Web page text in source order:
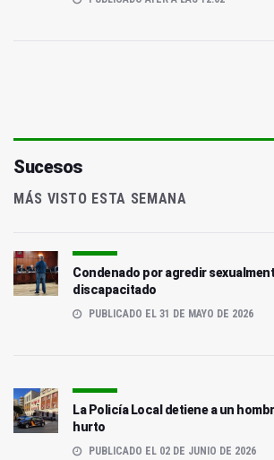
Sucesos
MÁS VISTO ESTA SEMANA
Condenado por agredir
discapacitado
PUBLICADO EL 31 DE MAYO DE 2026
La Policía Local detiene a un
hurto
PUBLICADO EL 02 DE JUNIO DE 2026